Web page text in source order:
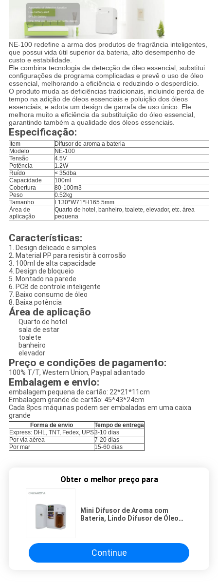
NE-100 redefine a arma dos produtos de fragrância inteligentes,
que possui vida útil superior da bateria, alto desempenho de
custo e estabilidade.
Ele combina tecnologia de detecção de óleo essencial, substitui
configurações de programa complicadas e prevê o uso de óleo
essencial, melhorando a eficiência e reduzindo o desperdício.
O produto muda as deficiências tradicionais, incluindo perda de
tempo na adição de óleos essenciais e poluição dos óleos
essenciais, e adota um design de garrafa de uso único. Ele
melhora muito a eficiência da substituição do óleo essencial,
garantindo também a qualidade dos óleos essenciais.
Especificação:
Item
Difusor de aroma a bateria
Modelo
NE-100
Tensão
4.5V
Potência
1.2W
Ruído
< 35dba
Capacidade
100ml
Cobertura
80-100m3
Peso
0.52kg
Tamanho
L130*W71*H165.5mm
Área de
aplicação
Quarto de hotel, banheiro, toalete, elevador, etc. área
pequena
Características:
1. Design delicado e simples
2. Material PP para resistir à corrosão
3. 100ml de alta capacidade
4. Design de bloqueio
5. Montado na parede
6. PCB de controle inteligente
7. Baixo consumo de óleo
8. Baixa potência
Área de aplicação
Quarto de hotel
sala de estar
toalete
banheiro
elevador
Preço e condições de pagamento:
100% T/T, Western Union, Paypal adiantado
Embalagem e envio:
embalagem pequena de cartão: 22*21*11cm
Embalagem grande de cartão: 45*43*24cm
Cada 8pcs máquinas podem ser embaladas em uma caixa
grande
Forma de envio
Tempo de entrega
Express: DHL, TNT, Fedex, UPS3-10 dias
Por via aérea
7-20 dias
Por mar
15-60 dias
Obter o melhor preço para
Mini Difusor de Aroma com
Bateria, Lindo Difusor de Óleo
Continue